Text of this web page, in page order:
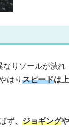
なりソールが潰れ
はり スピードは上
ず、 ジョギングや